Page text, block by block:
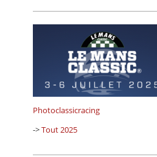
Photoclassicracing
->Tout 2025